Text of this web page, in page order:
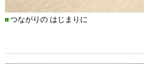
つながりの はじまりに